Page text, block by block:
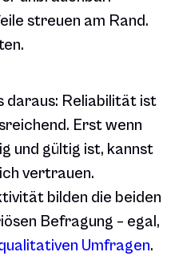
streuen am Rand.
daraus: Reliabilität ist
Erst wenn
und gültig ist, kannst
vertrauen.
bilden die beiden
Befragung – egal,
Umfragen.